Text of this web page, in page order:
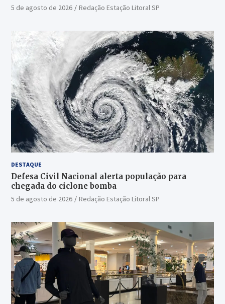
5 de agosto de 2026 Redação Estação Litoral SP
DESTAQUE
Defesa Civil Nacional alerta população para
chegada do ciclone bomba
5 de agosto de 2026 Redação Estação Litoral SP